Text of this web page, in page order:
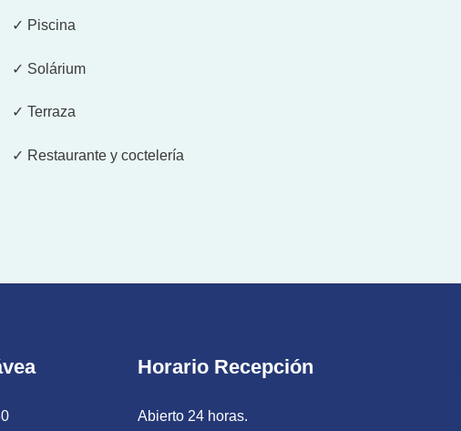
✓ Piscina
✓ Solárium
✓ Terraza
✓ Restaurante y coctelería
Horario Recepción
Abierto 24 horas.